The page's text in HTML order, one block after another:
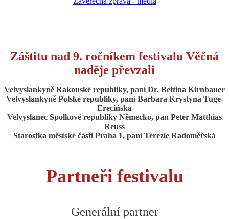
Záštitu nad 9. ročníkem festivalu Věčná
naděje převzali
Velvyslankyně Rakouské republiky, paní Dr. Bettina Kirnbauer
Velvyslankyně Polské republiky, paní Barbara Krystyna Tuge-
Erecińska
Velvyslanec Spolkové republiky Německo, pan Peter Matthias
Reuss
Starostka městské části Praha 1, paní Terezie Radoměřská
Partneři festivalu
Generální partner